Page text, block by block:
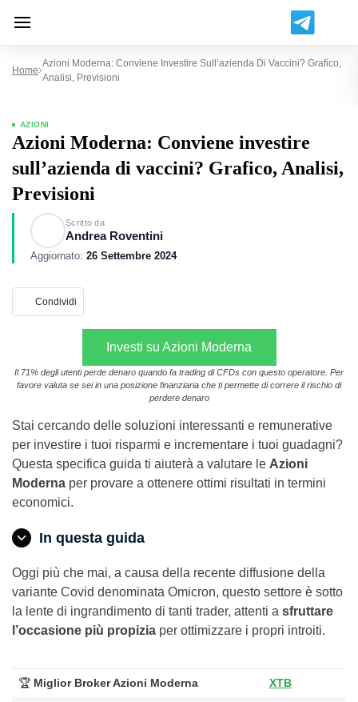
Home
Azioni Moderna: Conviene Investire Sull’azienda Di Vaccini? Grafico,
Analisi, Previsioni
AZIONI
Azioni Moderna: Conviene investire
sull’azienda di vaccini? Grafico, Analisi,
Previsioni
Scritto da
Andrea Roventini
Aggiornato: 26 Settembre 2024
Condividi
Investi su Azioni Moderna
Il 71% degli utenti perde denaro quando fa trading di CFDs con questo operatore. Per
favore valuta se sei in una posizione finanziaria che ti permette di correre il rischio di
perdere denaro
Stai cercando delle soluzioni interessanti e remunerative
per investire i tuoi risparmi e incrementare i tuoi guadagni?
Questa specifica guida ti aiuterà a valutare le Azioni
Moderna per provare a ottenere ottimi risultati in termini
economici.
In questa guida
Oggi più che mai, a causa della recente diffusione della
variante Covid denominata Omicron, questo settore è sotto
la lente di ingrandimento di tanti trader, attenti a sfruttare
l’occasione più propizia per ottimizzare i propri introiti.
🏆 Miglior Broker Azioni Moderna XTB